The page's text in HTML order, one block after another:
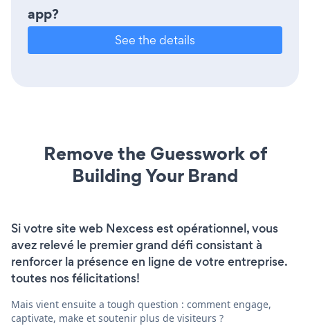
app?
See the details
Remove the Guesswork of
Building Your Brand
Si votre site web Nexcess est opérationnel, vous
avez relevé le premier grand défi consistant à
renforcer la présence en ligne de votre entreprise.
toutes nos félicitations!
Mais vient ensuite a tough question : comment engage,
captivate, make et soutenir plus de visiteurs ?